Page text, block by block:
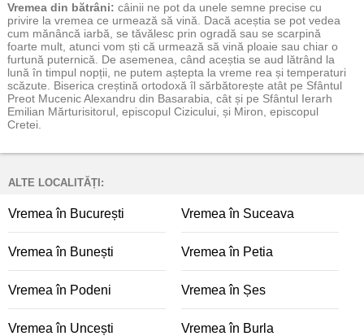
Vremea din bătrâni: câinii ne pot da unele semne precise cu
privire la vremea ce urmează să vină. Dacă aceștia se pot vedea
cum mănâncă iarbă, se tăvălesc prin ogradă sau se scarpină
foarte mult, atunci vom ști că urmează să vină ploaie sau chiar o
furtună puternică. De asemenea, când aceștia se aud lătrând la
lună în timpul nopții, ne putem aștepta la vreme rea și temperaturi
scăzute. Biserica creștină ortodoxă îl sărbătorește atât pe Sfântul
Preot Mucenic Alexandru din Basarabia, cât și pe Sfântul Ierarh
Emilian Mărturisitorul, episcopul Cizicului, și Miron, episcopul
Cretei.
ALTE LOCALITĂȚI:
Vremea în București Vremea în Suceava
Vremea în Bunești Vremea în Petia
Vremea în Podeni Vremea în Șes
Vremea în Uncești Vremea în Burla